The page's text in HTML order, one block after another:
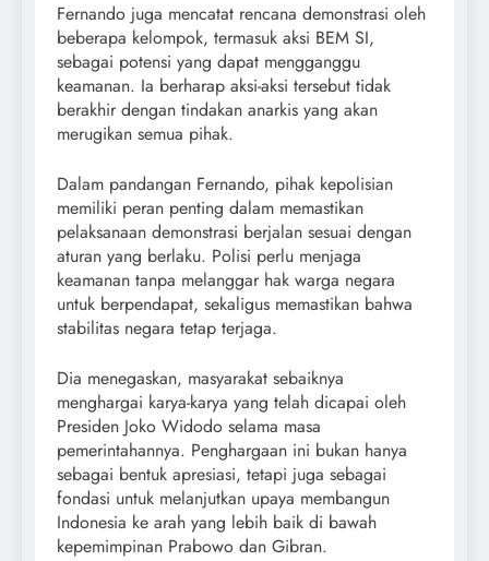
Fernando juga mencatat rencana demonstrasi oleh
beberapa kelompok, termasuk aksi BEM SI,
sebagai potensi yang dapat mengganggu
keamanan. Ia berharap aksi-aksi tersebut tidak
berakhir dengan tindakan anarkis yang akan
merugikan semua pihak.
Dalam pandangan Fernando, pihak kepolisian
memiliki peran penting dalam memastikan
pelaksanaan demonstrasi berjalan sesuai dengan
aturan yang berlaku. Polisi perlu menjaga
keamanan tanpa melanggar hak warga negara
untuk berpendapat, sekaligus memastikan bahwa
stabilitas negara tetap terjaga.
Dia menegaskan, masyarakat sebaiknya
menghargai karya-karya yang telah dicapai oleh
Presiden Joko Widodo selama masa
pemerintahannya. Penghargaan ini bukan hanya
sebagai bentuk apresiasi, tetapi juga sebagai
fondasi untuk melanjutkan upaya membangun
Indonesia ke arah yang lebih baik di bawah
kepemimpinan Prabowo dan Gibran.